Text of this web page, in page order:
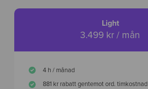
Light
3.499 kr / mån
4 h / månad
881 kr rabatt gentemot ord. timkostnad